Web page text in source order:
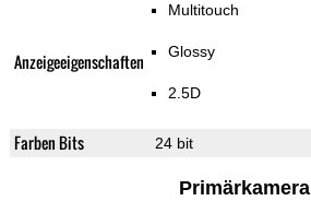
Anzeigeeigenschaften
Multitouch
Glossy
2.5D
Farben Bits 24 bit
Primärkamera